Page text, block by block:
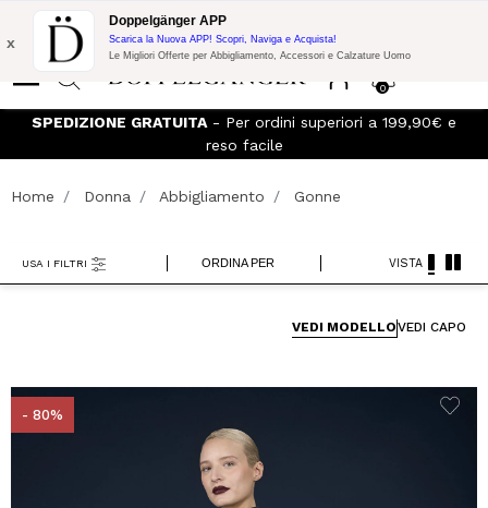
Promo Flash:
10% di Extra Sconto su 300€ di Acquisto con codice:
DOPPEL300
0
x
Doppelgänger APP
Scarica la Nuova APP! Scopri, Naviga e Acquista!
Le Migliori Offerte per Abbigliamento, Accessori e Calzature Uomo
SPEDIZIONE GRATUITA - Per ordini superiori a 199,90€ e
reso facile
Home Donna Abbigliamento Gonne
ORDINA PER
USA I FILTRI VISTA
VEDI MODELLOVEDI CAPO
- 80%